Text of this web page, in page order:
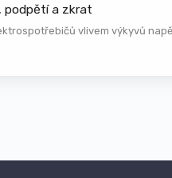
do stavby
nebo jeho částí
odpovědnosti vlastníka
podpětí a zkrat
vlivem výkyvů